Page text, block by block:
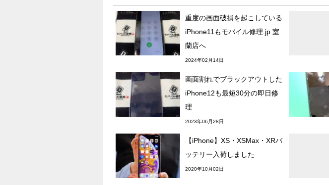
重度の画面破損を起こしている
iPhone11もモバイル修理.jp 室
蘭店へ
2024年02月14日
画面割れでブラックアウトした
iPhone12も最短30分の即日修
理
2023年06月28日
【iPhone】XS・XSMax・XRバ
ッテリー入荷しました
2020年10月02日